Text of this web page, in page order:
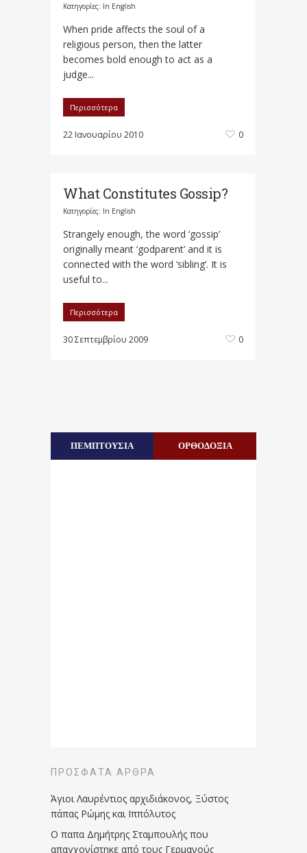
Κατηγορίες: In English
When pride affects the soul of a
religious person, then the latter
becomes bold enough to act as a
judge...
Περισσότερα
22 Ιανουαρίου 2010 0
What Constitutes Gossip?
Κατηγορίες: In English
Strangely enough, the word ‘gossip’
originally meant ‘godparent’ and it is
connected with the word ‘sibling’. It is
useful to...
Περισσότερα
30 Σεπτεμβρίου 2009 0
ΠΕΜΠΤΟΥΣΙΑ ΟΡΘΟΔΟΞΙΑ
ΠΡΌΣΦΑΤΑ ΆΡΘΡΑ
Άγιοι Λαυρέντιος αρχιδιάκονος, Ξύστος
πάπας Ρώμης και Ιππόλυτος
Ο παπα Δημήτρης Σταμπουλής που
απαγχονίστηκε από τους Γερμανούς